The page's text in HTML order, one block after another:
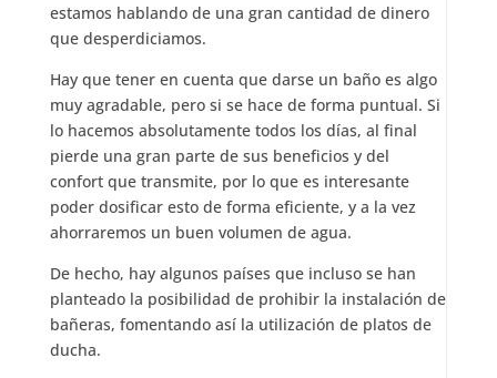
estamos hablando de una gran cantidad de dinero
que desperdiciamos.
Hay que tener en cuenta que darse un baño es algo
muy agradable, pero si se hace de forma puntual. Si
lo hacemos absolutamente todos los días, al final
pierde una gran parte de sus beneficios y del
confort que transmite, por lo que es interesante
poder dosificar esto de forma eficiente, y a la vez
ahorraremos un buen volumen de agua.
De hecho, hay algunos países que incluso se han
planteado la posibilidad de prohibir la instalación de
bañeras, fomentando así la utilización de platos de
ducha.